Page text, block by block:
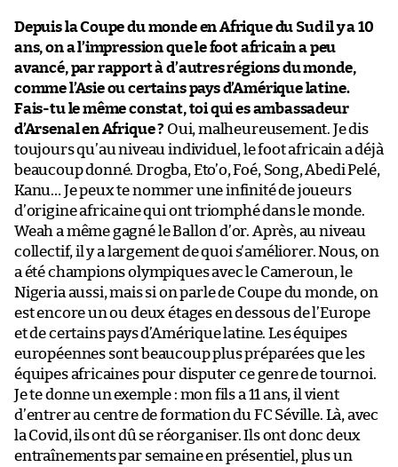
Depuis la Coupe du monde en Afrique du Sud il y a 10
ans, on a l’impression que le foot africain a peu
avancé, par rapport à d’autres régions du monde,
comme l’Asie ou certains pays d’Amérique latine.
Fais-tu le même constat, toi qui es ambassadeur
d’Arsenal en Afrique ? Oui, malheureusement. Je dis
toujours qu’au niveau individuel, le foot africain a déjà
beaucoup donné. Drogba, Eto’o, Foé, Song, Abedi Pelé,
Kanu… Je peux te nommer une infinité de joueurs
d’origine africaine qui ont triomphé dans le monde.
Weah a même gagné le Ballon d’or. Après, au niveau
collectif, il y a largement de quoi s’améliorer. Nous, on
a été champions olympiques avec le Cameroun, le
Nigeria aussi, mais si on parle de Coupe du monde, on
est encore un ou deux étages en dessous de l’Europe
et de certains pays d’Amérique latine. Les équipes
européennes sont beaucoup plus préparées que les
équipes africaines pour disputer ce genre de tournoi.
Je te donne un exemple : mon fils a 11 ans, il vient
d’entrer au centre de formation du FC Séville. Là, avec
la Covid, ils ont dû se réorganiser. Ils ont donc deux
entraînements par semaine en présentiel, plus un